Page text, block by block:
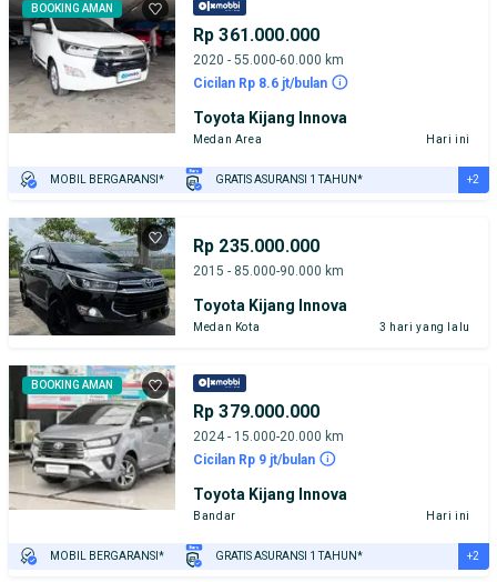
BOOKING AMAN
Rp 361.000.000
2020 - 55.000-60.000 km
Cicilan Rp 8.6 jt/bulan
Toyota Kijang Innova
Medan Area Hari ini
MOBIL BERGARANSI* GRATIS ASURANSI 1 TAHUN* +2
Rp 235.000.000
2015 - 85.000-90.000 km
Toyota Kijang Innova
Medan Kota 3 hari yang lalu
BOOKING AMAN
Rp 379.000.000
2024 - 15.000-20.000 km
Cicilan Rp 9 jt/bulan
Toyota Kijang Innova
Bandar Hari ini
MOBIL BERGARANSI* GRATIS ASURANSI 1 TAHUN* +2